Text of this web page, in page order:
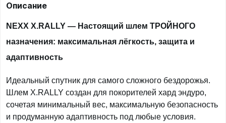
Описание
NEXX X.RALLY — Настоящий шлем ТРОЙНОГО
назначения: максимальная лёгкость, защита и
адаптивность
Идеальный спутник для самого сложного бездорожья.
Шлем X.RALLY создан для покорителей хард эндуро,
сочетая минимальный вес, максимальную безопасность
и продуманную адаптивность под любые условия.